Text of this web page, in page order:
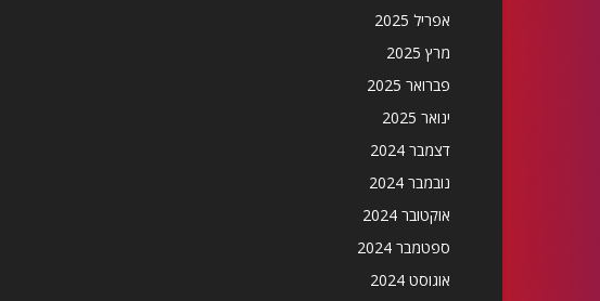
אפריל 2025
מרץ 2025
פברואר 2025
ינואר 2025
דצמבר 2024
נובמבר 2024
אוקטובר 2024
ספטמבר 2024
אוגוסט 2024